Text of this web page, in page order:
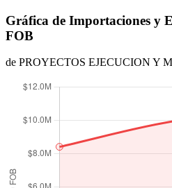
Gráfica de Importaciones y
FOB
de PROYECTOS EJECUCION Y